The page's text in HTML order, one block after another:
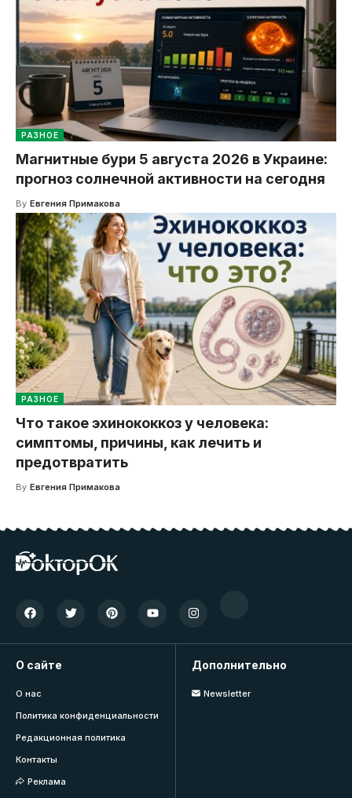
РАЗНОЕ
Магнитные бури 5 августа 2026 в Украине:
прогноз солнечной активности на сегодня
By Евгения Примакова
РАЗНОЕ
Что такое эхинококкоз у человека:
симптомы, причины, как лечить и
предотвратить
By Евгения Примакова
О сайте
О нас
Политика конфиденциальности
Редакционная политика
Контакты
Реклама
Дополнительно
Newsletter